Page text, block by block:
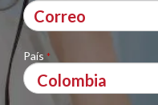
País*